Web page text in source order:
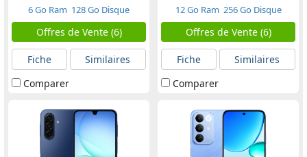
6 Go Ram 128 Go Disque
Offres de Vente (6)
Fiche
Similaires
Comparer
12 Go Ram 256 Go Disque
Offres de Vente (6)
Fiche
Similaires
Comparer